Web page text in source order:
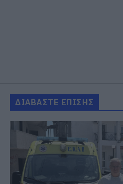
ΔΙΑΒΑΣΤΕ ΕΠΙΣΗΣ